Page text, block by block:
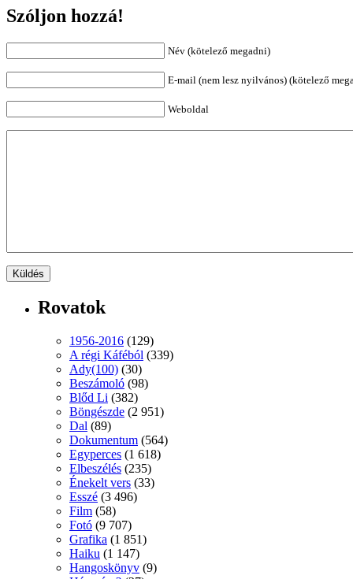
Szóljon hozzá!
Név (kötelező megadni)
E-mail (nem lesz nyilvános) (kötelező
Weboldal
Rovatok
1956-2016 (129)
A régi Káféból (339)
Ady(100) (30)
Beszámoló (98)
Blőd Li (382)
Böngészde (2 951)
Dal (89)
Dokumentum (564)
Egyperces (1 618)
Elbeszélés (235)
Énekelt vers (33)
Esszé (3 496)
Film (58)
Fotó (9 707)
Grafika (1 851)
Haiku (1 147)
Hangoskönyv (9)